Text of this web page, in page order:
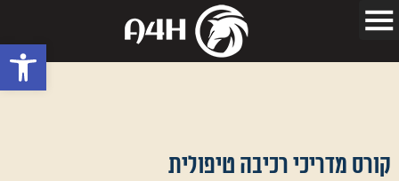
פתח
קורס מדריכי רכיבה טיפולית